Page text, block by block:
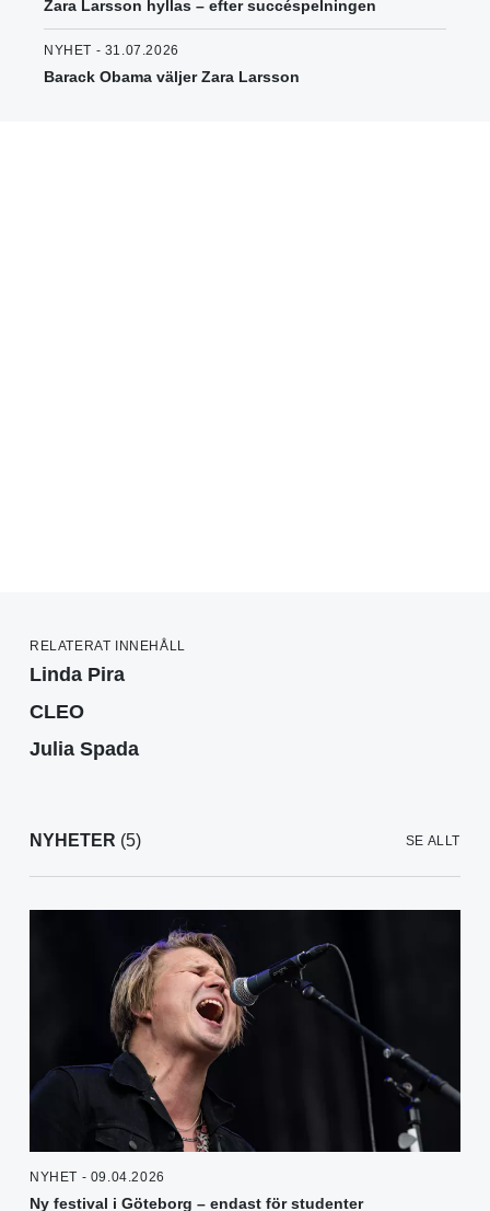
Zara Larsson hyllas – efter succéspelningen
NYHET - 31.07.2026
Barack Obama väljer Zara Larsson
RELATERAT INNEHÅLL
Linda Pira
CLEO
Julia Spada
NYHETER (5) SE ALLT
NYHET - 09.04.2026
Ny festival i Göteborg – endast för studenter